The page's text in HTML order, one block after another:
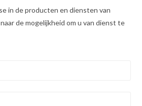
in de producten en diensten van
de mogelijkheid om u van dienst te